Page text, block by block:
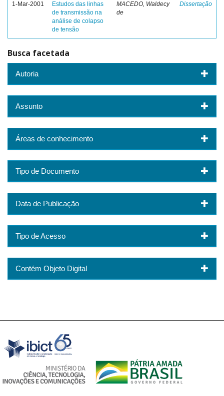
1-Mar-2001
Estudos das linhas
de transmissão na
análise de colapso
de tensão
MACEDO, Waldecy
de
Dissertação
Busca facetada
Autoria
Assunto
Áreas de conhecimento
Tipo de Documento
Data de Publicação
Tipo de Acesso
Contém Objeto Digital